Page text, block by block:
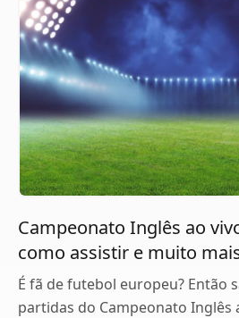
Campeonato Inglês ao
como assistir e muito
É fã de futebol europeu? Então
partidas do Campeonato Inglês